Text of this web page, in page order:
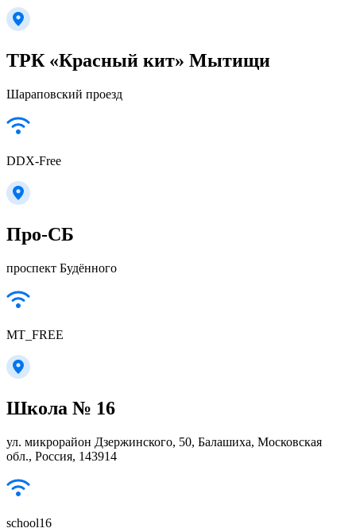
ТРК «Красный кит» Мытищи
Шараповский проезд
DDX-Free
Про-СБ
проспект Будённого
MT_FREE
Школа № 16
ул. микрорайон Дзержинского, 50, Балашиха, Московская
обл., Россия, 143914
school16